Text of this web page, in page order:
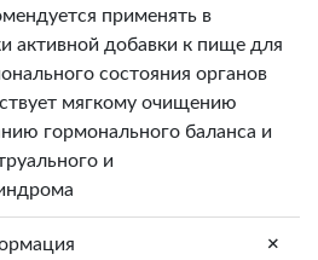
применять в
активной добавки к пище для
состояния органов
мягкому очищению
гормонального баланса и
и
+